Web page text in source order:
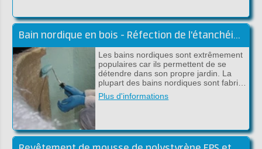
Bain nordique en bois - Réfection de l'étanchéité avec du polyester ou de l'époxy
Les bains nordiques sont extrêmement
populaires car ils permettent de se
détendre dans son propre jardin. La
plupart des bains nordiques sont fabri…
Plus d'informations